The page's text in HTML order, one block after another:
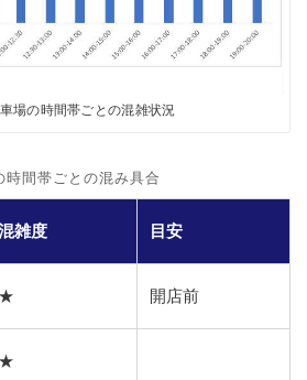
場の時間帯ごとの混雑状況
時間帯ごとの混み具合
雑度 目安
★ 開店前
★